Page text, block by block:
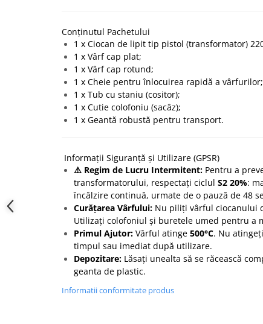
Conținutul Pachetului
1 x Ciocan de lipit tip pistol (transformator)
1 x Vârf cap plat;
1 x Vârf cap rotund;
1 x Cheie pentru înlocuirea rapidă a vârfurilor;
1 x Tub cu staniu (cositor);
1 x Cutie colofoniu (sacâz);
1 x Geantă robustă pentru transport.
Informații Siguranță și Utilizare (GPSR)
⚠️ Regim de Lucru Intermitent: Pentru a
transformatorului, respectați ciclul S2 20%:
încălzire continuă, urmate de o pauză de 48
Curățarea Vârfului: Nu piliți vârful ciocanului
Utilizați colofoniul și buretele umed pentru a
Primul Ajutor: Vârful atinge 500°C. Nu
timpul sau imediat după utilizare.
Depozitare: Lăsați unealta să se răcească
geanta de plastic.
Informatii conformitate produs